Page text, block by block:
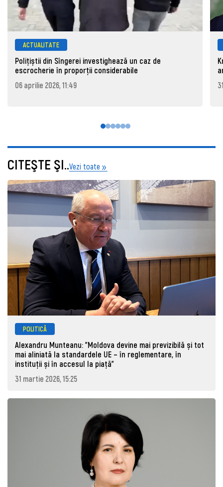
ACTUALITATE
Polițiștii din Sîngerei investighează un caz de
escrocherie în proporții considerabile
06 aprilie 2026, 11:49
CITEŞTE ŞI..Vezi toate
POLITICĂ
Alexandru Munteanu: "Moldova devine mai previzibilă și tot
mai aliniată la standardele UE – în reglementare, în
instituții și în accesul la piață"
31 martie 2026, 15:25